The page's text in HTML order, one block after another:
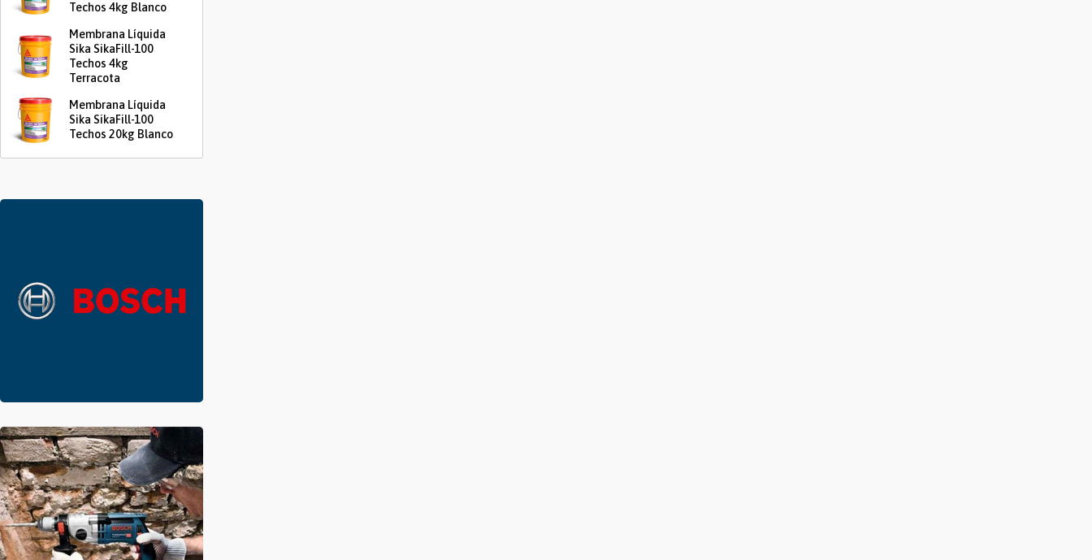
Techos 4kg Blanco
Membrana Líquida
Sika SikaFill-100
Techos 4kg
Terracota
Membrana Líquida
Sika SikaFill-100
Techos 20kg Blanco